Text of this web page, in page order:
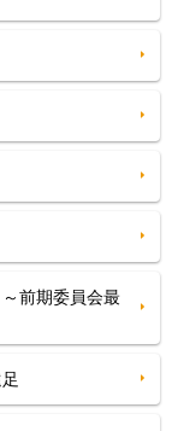
前期委員会最